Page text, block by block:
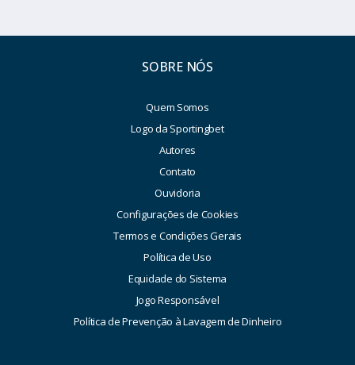
SOBRE NÓS
Quem Somos
Logo da Sportingbet
Autores
Contato
Ouvidoria
Configurações de Cookies
Termos e Condições Gerais
Política de Uso
Equidade do Sistema
Jogo Responsável
Política de Prevenção à Lavagem de Dinheiro